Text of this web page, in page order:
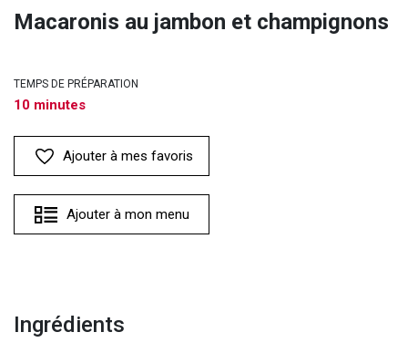
Macaronis au jambon et champignons
TEMPS DE PRÉPARATION
10 minutes
Ajouter à mes favoris
Ajouter à mon menu
Ingrédients